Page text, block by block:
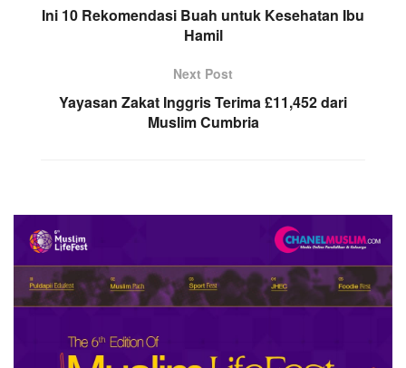
Ini 10 Rekomendasi Buah untuk Kesehatan Ibu
Hamil
Next Post
Yayasan Zakat Inggris Terima £11,452 dari
Muslim Cumbria